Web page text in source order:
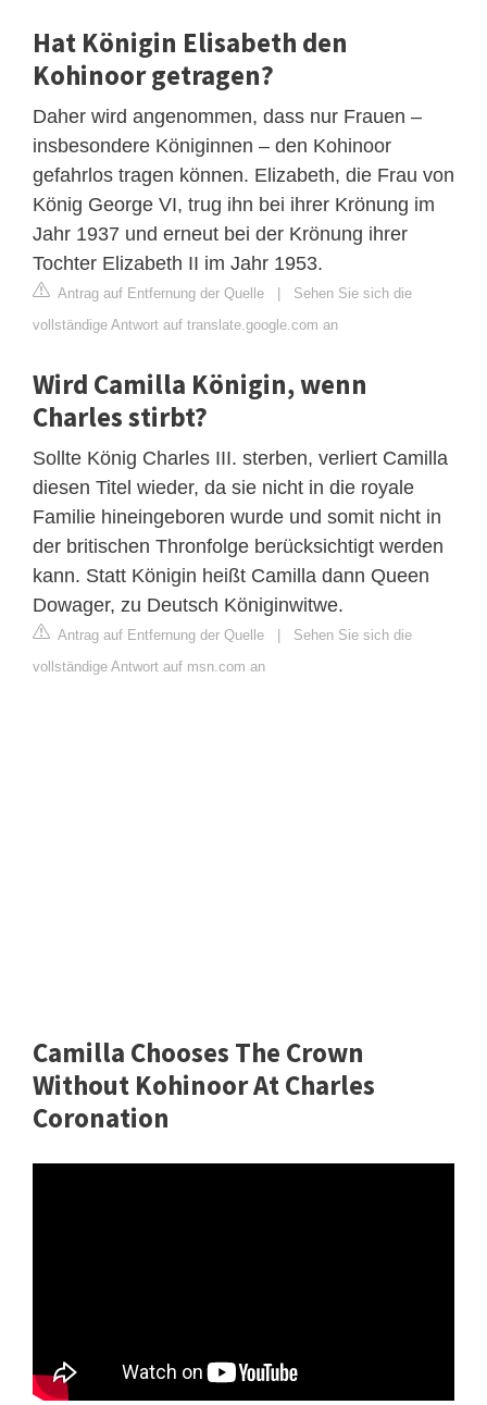
Hat Königin Elisabeth den
Kohinoor getragen?
Daher wird angenommen, dass nur Frauen –
insbesondere Königinnen – den Kohinoor
gefahrlos tragen können. Elizabeth, die Frau von
König George VI, trug ihn bei ihrer Krönung im
Jahr 1937 und erneut bei der Krönung ihrer
Tochter Elizabeth II im Jahr 1953.
Antrag auf Entfernung der Quelle
Sehen Sie sich die
vollständige Antwort auf translate.google.com an
Wird Camilla Königin, wenn
Charles stirbt?
Sollte König Charles III. sterben, verliert Camilla
diesen Titel wieder, da sie nicht in die royale
Familie hineingeboren wurde und somit nicht in
der britischen Thronfolge berücksichtigt werden
kann. Statt Königin heißt Camilla dann Queen
Dowager, zu Deutsch Königinwitwe.
Antrag auf Entfernung der Quelle
Sehen Sie sich die
vollständige Antwort auf msn.com an
Camilla Chooses The Crown
Without Kohinoor At Charles
Coronation